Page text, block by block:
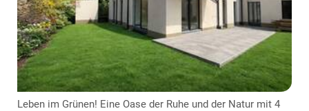
Leben im Grünen! Eine Oase der Ruhe und der Natur mit 4